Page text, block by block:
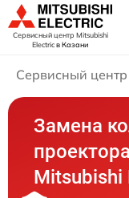
Сервисный центр Mitsubishi
Electricв Казани
Сервисный
Замена
проектора
Mitsubishi